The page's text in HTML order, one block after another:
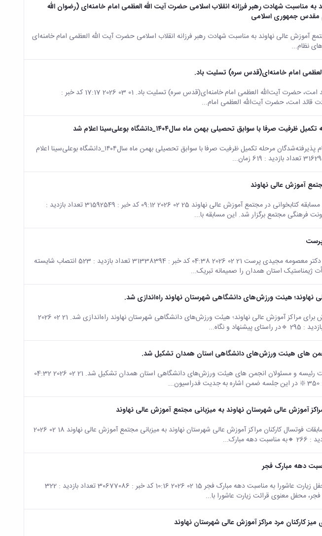
به مناسبت شهادت رهبر فرزانه انقلاب اسلامی حضرت آیت الله العظمی امام خامنه‌ای (رضوان الله
مقدس جمهوری اسلامی
آموزش عالی نهاوند به مناسبت شهادت رهبر فرزانه انقلاب اسلامی حضرت آیت الله العظمی امام خامنه‌ای
نظام...
امام خامنه‌ای(قدس سره) تسلیت باد.
صفحه اصلی جزئیات خبر شهادت قائد امت، حضرت آیت‌الله العظمی امام خامنه‌ای(قدس سره) تسلیت باد. 01 03 2026 17:17 کد خبر :
با سوابق تحصیلی بهمن ماه سال۱۴۰۴_دانشگاه بوعلی‌سینا اعلام شد
صفحه اصلی جزئیات خبر زمان ثبت‌نام پذیرفته‌شدگان مرحله تکمیل ظرفیت صرفا با سوابق تحصیلی بهمن ماه سال۱۴۰۴_دانشگاه بوعلی‌سینا اعلام
آموزش عالی نهاوند
صفحه اصلی جزئیات خبر 📰 برگزاری مسابقه کتابخوانی در مجتمع آموزش عالی نهاوند 25 02 2026 09:12 کد خبر : 31592549 تعداد بازدید :
صفحه اصلی جزئیات خبر سرکار خانم دکتر معصومه مجیدی پرست 21 02 2026 04:38 کد خبر : 31338394 تعداد بازدید : 523 انتصاب شایسته
ژیمناستیک استان همدان را صمیمانه تبریک...
نهاوند؛ هیئت ورزش‌های دانشگاهی شهرستان نهاوند راه‌اندازی شد.
صفحه اصلی جزئیات خبر 🔰خبر خوش برای مراکز آموزش عالی نهاوند؛ هیئت ورزش‌های دانشگاهی شهرستان نهاوند راه‌اندازی شد. 21 02 2026
های هیئت ورزش‌های دانشگاهی استان همدان تشکیل شد.
صفحه اصلی جزئیات خبر جلسه هئیت رئیسه و مسئولان انجمن های هیئت ورزش‌های دانشگاهی استان همدان تشکیل شد. 21 02 2026 04:32
آموزش عالی شهرستان نهاوند به میزبانی مجتمع آموزش عالی نهاوند
صفحه اصلی جزئیات خبر برگزاری مسابقات فوتسال کارکنان مراکز آموزش عالی شهرستان نهاوند به میزبانی مجتمع آموزش عالی نهاوند 18 02 2026
دهه مبارک فجر
صفحه اصلی جزئیات خبر برگزاری محفل زیارت عاشورا به مناسبت دهه مبارک فجر 15 02 2026 10:16 کد خبر : 30677086 تعداد بازدید : 322
محفل معنوی قرائت زیارت عاشورا با...
کارکنان مرد مراکز آموزش عالی شهرستان نهاوند